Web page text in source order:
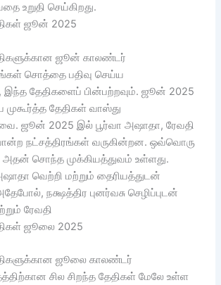
உறுதி செய்கிறது.
ஜூன் 2025
ஜூன் காலண்டர்
சொத்தை பதிவு செய்ய
இந்த தேதிகளைப் பின்பற்றவும். ஜூன் 2025
முகூர்த்த தேதிகள் வாஸ்து
ஜூன் 2025 இல் பூர்வா அஷாதா, ரேவதி
போன்ற நட்சத்திரங்கள் வருகின்றன. ஒவ்வொரு
அதன் சொந்த முக்கியத்துவம் உள்ளது.
வெற்றி மற்றும் தைரியத்துடன்
நக்ஷத்திர புனர்வசு செழிப்புடன்
ரேவதி
ஜூலை 2025
ஜூலை காலண்டர்
சில சிறந்த தேதிகள் மேலே உள்ள